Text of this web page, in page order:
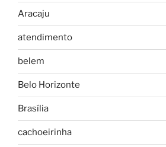
Aracaju
atendimento
belem
Belo Horizonte
Brasília
cachoeirinha